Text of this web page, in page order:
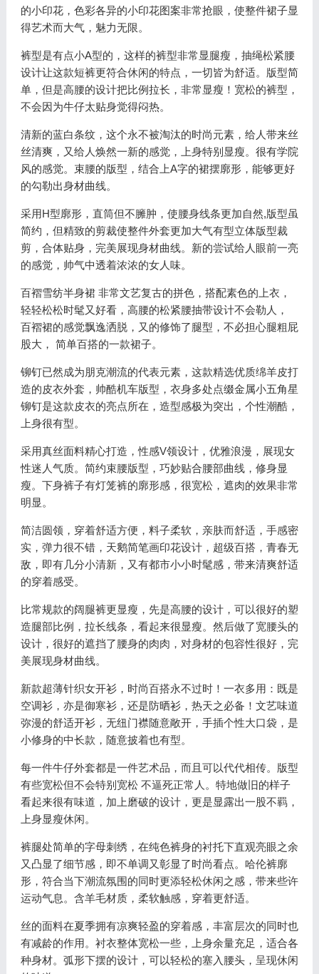
的小印花，色彩各异的小印花图案非常抢眼，使整件裙子显
得艺术而大气，魅力无限。
裤型是有点小A型的，这样的裤型非常显腿瘦，抽绳松紧腰
设计让这款短裤更符合休闲的特点，一切皆为舒适。版型简
单，但是高腰的设计把比例拉长，非常显瘦！宽松的裤型，
不会因为牛仔太贴身觉得闷热。
清新的蓝白条纹，这个永不被淘汰的时尚元素，给人带来丝
丝清爽，又给人焕然一新的感觉，上身特别显瘦。很有学院
风的感觉。束腰的版型，结合上A字的裙摆廓形，能够更好
的勾勒出身材曲线。
采用H型廓形，直筒但不臃肿，使腰身线条更加自然,版型虽
简约，但精致的剪裁使整件外套更加大气有型立体版型裁
剪，合体贴身，完美展现身材曲线。新的尝试给人眼前一亮
的感觉，帅气中透着浓浓的女人味。
百褶雪纺半身裙 非常文艺复古的拼色，搭配素色的上衣，
轻轻松松时髦又好看，高腰的松紧腰抽带设计不会勒人，
百褶裙的感觉飘逸洒脱，又的修饰了腿型，不必担心腿粗屁
股大， 简单百搭的一款裙子。
铆钉已然成为朋克潮流的代表元素，这款精选优质绵羊皮打
造的皮衣外套，帅酷机车版型，衣身多处点缀金属小五角星
铆钉是这款皮衣的亮点所在，造型感极为突出，个性潮酷，
上身很有型。
采用真丝面料精心打造，性感V领设计，优雅浪漫，展现女
性迷人气质。简约束腰版型，巧妙贴合腰部曲线，修身显
瘦。下身裤子有灯笼裤的廓形感，很宽松，遮肉的效果非常
明显。
简洁圆领，穿着舒适方便，料子柔软，亲肤而舒适，手感密
实，弹力很不错，天鹅简笔画印花设计，超级百搭，青春无
敌，即有几分小清新，又有都市小小时髦感，带来清爽舒适
的穿着感受。
比常规款的阔腿裤更显瘦，先是高腰的设计，可以很好的塑
造腿部比例，拉长线条，看起来很显瘦。然后做了宽腰头的
设计，很好的遮挡了腰身的肉肉，对身材的包容性很好，完
美展现身材曲线。
新款超薄针织女开衫，时尚百搭永不过时！一衣多用：既是
空调衫，亦是御寒衫，还是防晒衫，热天之必备！文艺味道
弥漫的舒适开衫，无纽门襟随意敞开，手插个性大口袋，是
小修身的中长款，随意披着也有型。
每一件牛仔外套都是一件艺术品，而且可以代代相传。版型
有些宽松但不会特别宽松 不逼死正常人。特地做旧的样子
看起来很有味道，加上磨破的设计，更是显露出一股不羁，
上身显瘦休闲。
裤腿处简单的字母刺绣，在纯色裤身的衬托下直观亮眼之余
又凸显了细节感，即不单调又彰显了时尚看点。哈伦裤廓
形，符合当下潮流氛围的同时更添轻松休闲之感，带来些许
运动气息。含羊毛材质，柔软触感，穿着更舒适。
丝的面料在夏季拥有凉爽轻盈的穿着感，丰富层次的同时也
有减龄的作用。衬衣整体宽松一些，上身余量充足，适合各
种身材。弧形下摆的设计，可以轻松的塞入腰头，呈现休闲